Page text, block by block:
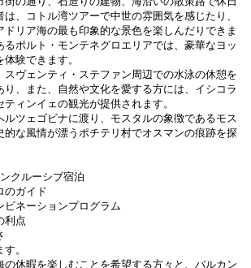
、コトル湾ツアーで中世の雰囲気を感じたり、
ドリア海の最も印象的な景色を楽しんだりできま
るポルト・モンテネグロエリアでは、豪華なヨッ
験できます。
スヴェンティ・ステファン周辺での水泳の休憩を
り、また、自然や文化を愛する方には、イシコラ
ィンイェの観光が提供されます。
ルツェゴビナに渡り、モスタルの象徴であるモス
的な風情が漂うポチテリ村でオスマンの痕跡を探
クルーシブ宿泊
のガイド
ビネーションプログラム
利点
。
の休暇を楽しむことを希望する方々と、バルカン